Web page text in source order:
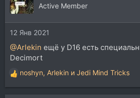
ц
и
и
:
Active Member
12 Янв 2021
@Arlekin ещё у D16 есть
Decimort
Р
е
а
noshyn, Arlekin и Jedi Mind Tricks